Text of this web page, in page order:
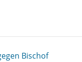
Bischof